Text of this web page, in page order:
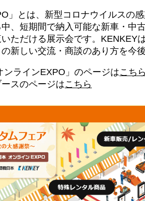
」とは、新型コロナウイルスの
、短期間で納入可能な新車・中
ただける展示会です。KENKEY
新しい交流・商談のあり方を今
ンラインEXPO」のページはこちら
ースのページはこちら